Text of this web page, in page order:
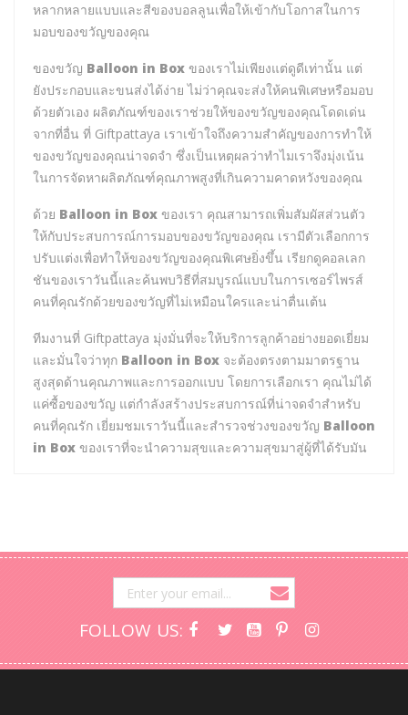
หลากหลายแบบและสีของบอลลูนเพื่อให้เข้ากับโอกาสในการ
มอบของขวัญของคุณ
ของขวัญ Balloon in Box ของเราไม่เพียงแต่ดูดีเท่านั้น แต่
ยังประกอบและขนส่งได้ง่าย ไม่ว่าคุณจะส่งให้คนพิเศษหรือมอบ
ด้วยตัวเอง ผลิตภัณฑ์ของเราช่วยให้ของขวัญของคุณโดดเด่น
จากที่อื่น ที่ Giftpattaya เราเข้าใจถึงความสำคัญของการทำให้
ของขวัญของคุณน่าจดจำ ซึ่งเป็นเหตุผลว่าทำไมเราจึงมุ่งเน้น
ในการจัดหาผลิตภัณฑ์คุณภาพสูงที่เกินความคาดหวังของคุณ
ด้วย Balloon in Box ของเรา คุณสามารถเพิ่มสัมผัสส่วนตัว
ให้กับประสบการณ์การมอบของขวัญของคุณ เรามีตัวเลือกการ
ปรับแต่งเพื่อทำให้ของขวัญของคุณพิเศษยิ่งขึ้น เรียกดูคอลเลก
ชันของเราวันนี้และค้นพบวิธีที่สมบูรณ์แบบในการเซอร์ไพรส์
คนที่คุณรักด้วยของขวัญที่ไม่เหมือนใครและน่าตื่นเต้น
ทีมงานที่ Giftpattaya มุ่งมั่นที่จะให้บริการลูกค้าอย่างยอดเยี่ยม
และมั่นใจว่าทุก Balloon in Box จะต้องตรงตามมาตรฐาน
สูงสุดด้านคุณภาพและการออกแบบ โดยการเลือกเรา คุณไม่ได้
แค่ซื้อของขวัญ แต่กำลังสร้างประสบการณ์ที่น่าจดจำสำหรับ
คนที่คุณรัก เยี่ยมชมเราวันนี้และสำรวจช่วงของขวัญ Balloon
in Box ของเราที่จะนำความสุขและความสุขมาสู่ผู้ที่ได้รับมัน
FOLLOW US: